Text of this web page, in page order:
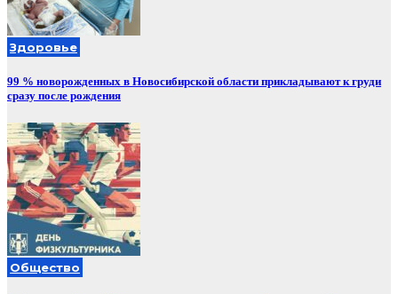
Здоровье
99 % новорожденных в Новосибирской области прикладывают к груди
сразу после рождения
Общество